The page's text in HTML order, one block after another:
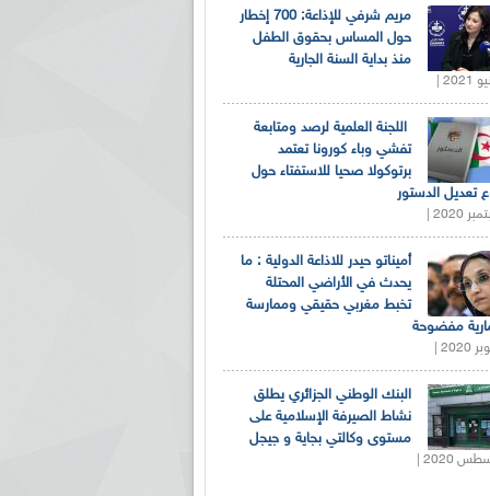
مريم شرفي للإذاعة: 700 إخطار
حول المساس بحقوق الطفل
منذ بداية السنة الجارية
اللجنة العلمية لرصد ومتابعة
تفشي وباء كورونا تعتمد
برتوكولا صحيا للاستفتاء حول
تعديل الدستور
أميناتو حيدر للاذاعة الدولية : ما
يحدث في الأراضي المحتلة
تخبط مغربي حقيقي وممارسة
مفضوحة
البنك الوطني الجزائري يطلق
نشاط الصيرفة الإسلامية على
مستوى وكالتي بجاية و جيجل